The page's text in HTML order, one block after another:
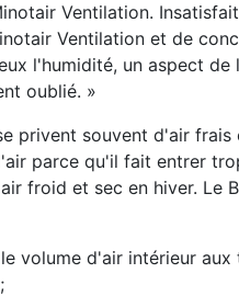
Ventilation.
Ventilation et de
l'humidité, un aspect de
oublié. »
privent souvent d'air frais
parce qu'il fait entrer
froid et sec en hiver. Le
volume d'air intérieur aux